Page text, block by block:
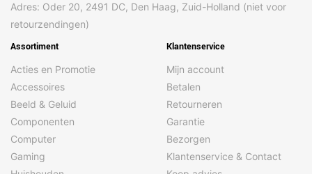
Adres: Oder 20, 2491 DC, Den Haag, Zuid-Holland (niet voor
retourzendingen)
Assortiment
Acties en Promotie
Accessoires
Beeld & Geluid
Componenten
Computer
Gaming
Klantenservice
Mijn account
Betalen
Retourneren
Garantie
Bezorgen
Klantenservice & Contact